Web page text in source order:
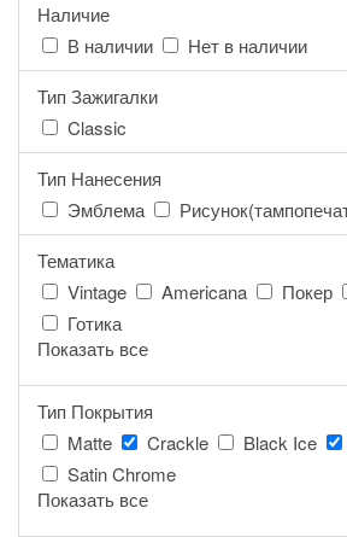
Наличие
В наличии
Нет в наличии
Тип Зажигалки
Classic
Тип Нанесения
Эмблема
Тематика
Vintage
Americana Покер
Готика
Показать все
Тип Покрытия
Matte
Crackle Black Ice
Satin Chrome
Показать все